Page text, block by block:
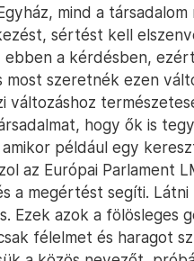
mind a
sértést kell
ebben a kérdésben,
most szeretnék ezen
változáshoz
hogy ők is
például egy
az Európai Parlament
a megértést segíti.
Ezek azok a fölösleges
félelmet és haragot